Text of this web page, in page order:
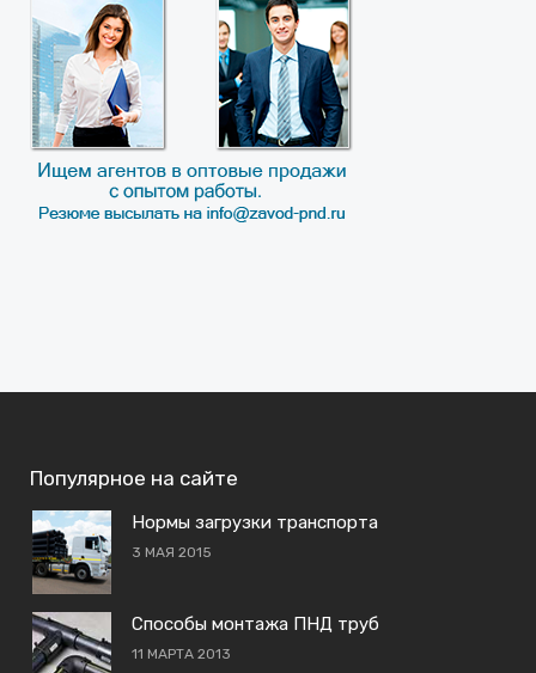
Популярное на сайте
Нормы загрузки транспорта
3 МАЯ 2015
Способы монтажа ПНД труб
11 МАРТА 2013